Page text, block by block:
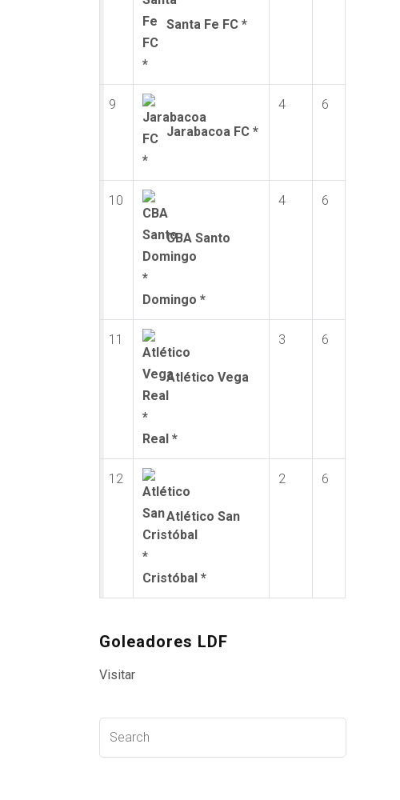
Santa Fe FC *
9
Jarabacoa FC *
4 6
10
CBA Santo
Domingo *
4 6
11
Atlético Vega
Real *
3 6
12
Atlético San
Cristóbal *
2 6
Goleadores LDF
Visitar